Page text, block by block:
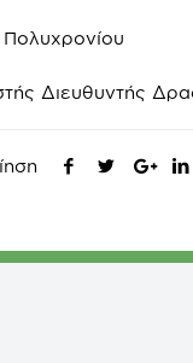
Διευθυντής